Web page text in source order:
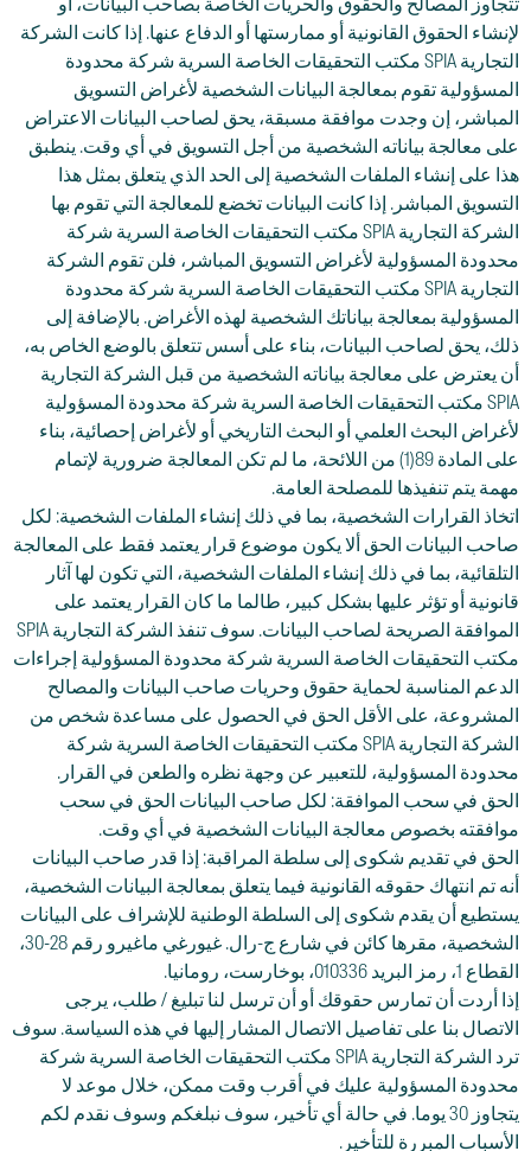
تتجاوز المصالح والحقوق والحريات الخاصة بصاحب البيانات، أو
لإنشاء الحقوق القانونية أو ممارستها أو الدفاع عنها. إذا كانت الشركة
التجارية SPIA مكتب التحقيقات الخاصة السرية شركة محدودة
المسؤولية تقوم بمعالجة البيانات الشخصية لأغراض التسويق
المباشر، إن وجدت موافقة مسبقة، يحق لصاحب البيانات الاعتراض
على معالجة بياناته الشخصية من أجل التسويق في أي وقت. ينطبق
هذا على إنشاء الملفات الشخصية إلى الحد الذي يتعلق بمثل هذا
التسويق المباشر. إذا كانت البيانات تخضع للمعالجة التي تقوم بها
الشركة التجارية SPIA مكتب التحقيقات الخاصة السرية شركة
محدودة المسؤولية لأغراض التسويق المباشر، فلن تقوم الشركة
التجارية SPIA مكتب التحقيقات الخاصة السرية شركة محدودة
المسؤولية بمعالجة بياناتك الشخصية لهذه الأغراض. بالإضافة إلى
ذلك، يحق لصاحب البيانات، بناء على أسس تتعلق بالوضع الخاص به،
أن يعترض على معالجة بياناته الشخصية من قبل الشركة التجارية
SPIA مكتب التحقيقات الخاصة السرية شركة محدودة المسؤولية
لأغراض البحث العلمي أو البحث التاريخي أو لأغراض إحصائية، بناء
على المادة 89(1) من اللائحة، ما لم تكن المعالجة ضرورية لإتمام
مهمة يتم تنفيذها للمصلحة العامة.
اتخاذ القرارات الشخصية، بما في ذلك إنشاء الملفات الشخصية: لكل
صاحب البيانات الحق ألا يكون موضوع قرار يعتمد فقط على المعالجة
التلقائية، بما في ذلك إنشاء الملفات الشخصية، التي تكون لها آثار
قانونية أو تؤثر عليها بشكل كبير، طالما ما كان القرار يعتمد على
الموافقة الصريحة لصاحب البيانات. سوف تنفذ الشركة التجارية SPIA
مكتب التحقيقات الخاصة السرية شركة محدودة المسؤولية إجراءات
الدعم المناسبة لحماية حقوق وحريات صاحب البيانات والمصالح
المشروعة، على الأقل الحق في الحصول على مساعدة شخص من
الشركة التجارية SPIA مكتب التحقيقات الخاصة السرية شركة
محدودة المسؤولية، للتعبير عن وجهة نظره والطعن في القرار.
الحق في سحب الموافقة: لكل صاحب البيانات الحق في سحب
موافقته بخصوص معالجة البيانات الشخصية في أي وقت.
الحق في تقديم شكوى إلى سلطة المراقبة: إذا قدر صاحب البيانات
أنه تم انتهاك حقوقه القانونية فيما يتعلق بمعالجة البيانات الشخصية،
يستطيع أن يقدم شكوى إلى السلطة الوطنية للإشراف على البيانات
الشخصية، مقرها كائن في شارع ج-رال. غيورغي ماغيرو رقم 28-30،
القطاع 1، رمز البريد 010336، بوخارست، رومانيا.
إذا أردت أن تمارس حقوقك أو أن ترسل لنا تبليغ / طلب، يرجى
الاتصال بنا على تفاصيل الاتصال المشار إليها في هذه السياسة. سوف
ترد الشركة التجارية SPIA مكتب التحقيقات الخاصة السرية شركة
محدودة المسؤولية عليك في أقرب وقت ممكن، خلال موعد لا
يتجاوز 30 يوما. في حالة أي تأخير، سوف نبلغكم وسوف نقدم لكم
الأسباب المبررة للتأخير.